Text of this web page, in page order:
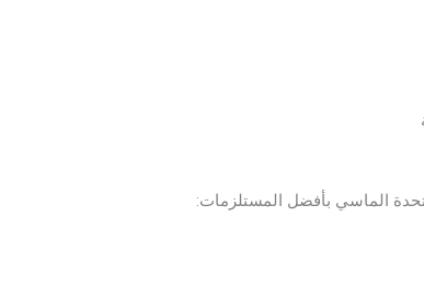
الماسي بأفضل المستلزمات: